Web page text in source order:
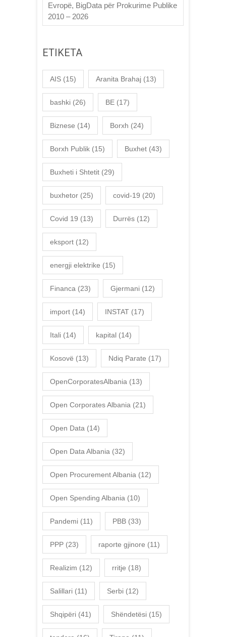
Evropë, BigData për Prokurime Publike
2010 – 2026
ETIKETA
AIS (15) Aranita Brahaj (13)
bashki (26) BE (17)
Biznese (14) Borxh (24)
Borxh Publik (15) Buxhet (43)
Buxheti i Shtetit (29)
buxhetor (25) covid-19 (20)
Covid 19 (13) Durrës (12)
eksport (12)
energji elektrike (15)
Financa (23) Gjermani (12)
import (14) INSTAT (17)
Itali (14) kapital (14)
Kosovë (13) Ndiq Parate (17)
OpenCorporatesAlbania (13)
Open Corporates Albania (21)
Open Data (14)
Open Data Albania (32)
Open Procurement Albania (12)
Open Spending Albania (10)
Pandemi (11) PBB (33)
PPP (23) raporte gjinore (11)
Realizim (12) rritje (18)
Salillari (11) Serbi (12)
Shqipëri (41) Shëndetësi (15)